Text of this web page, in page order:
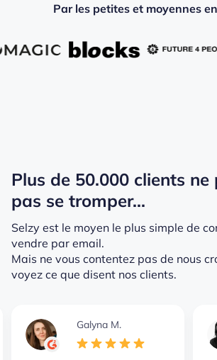
Par les petites et moyennes
Plus de 50.000 clients ne
pas se tromper...
Selzy est le moyen le plus simple de
vendre par email.
Mais ne vous contentez pas de nous
voyez ce que disent nos clients.
Galyna M.